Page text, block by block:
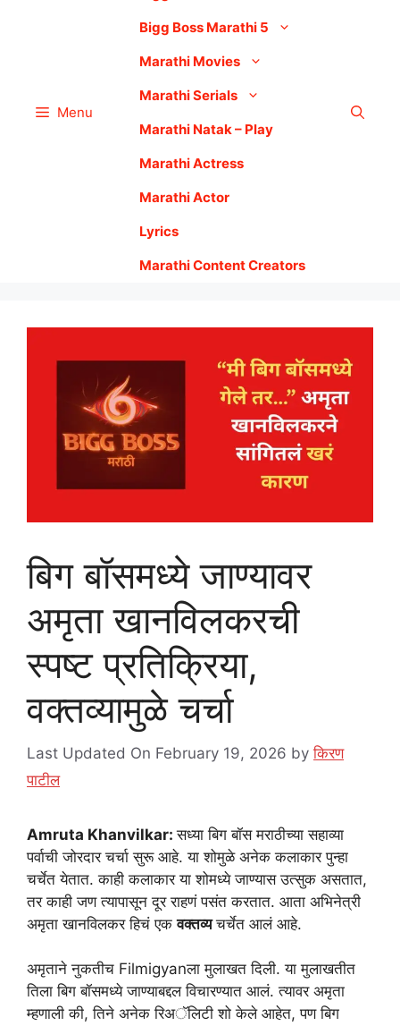
Menu
Bigg Boss Marathi 5
Marathi Movies
Marathi Serials
Marathi Natak – Play
Marathi Actress
Marathi Actor
Lyrics
Marathi Content Creators
बिग बॉसमध्ये जाण्यावर
अमृता खानविलकरची
स्पष्ट प्रतिक्रिया,
वक्तव्यामुळे चर्चा
Last Updated On February 19, 2026 byकिरण
पाटील
Amruta Khanvilkar:सध्या बिग बॉस मराठीच्या सहाव्या
पर्वाची जोरदार चर्चा सुरू आहे. या शोमुळे अनेक कलाकार पुन्हा
चर्चेत येतात. काही कलाकार या शोमध्ये जाण्यास उत्सुक असतात,
तर काही जण त्यापासून दूर राहणं पसंत करतात. आता अभिनेत्री
अमृता खानविलकर हिचं एकवक्तव्यचर्चेत आलं आहे.
अमृताने नुकतीच Filmigyanला मुलाखत दिली. या मुलाखतीत
तिला बिग बॉसमध्ये जाण्याबद्दल विचारण्यात आलं. त्यावर अमृता
म्हणाली की, तिने अनेक रिअॅलिटी शो केले आहेत, पण बिग